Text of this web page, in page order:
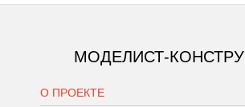
МОДЕЛИСТ-
О ПРОЕКТЕ